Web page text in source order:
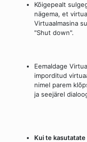
Kõigepealt
nägema, et
Virtuaalmasina
"Shut down".
Eemaldage
imporditud
nimel parem
ja seejärel
Kui te